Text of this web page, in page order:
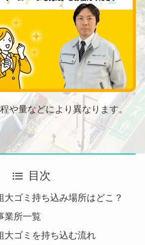
や量などにより異なります。
目次
大ゴミ持ち込み場所はどこ？
業所一覧
大ゴミを持ち込む流れ